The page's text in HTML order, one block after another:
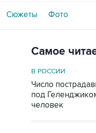
Сюжеты Фото
Самое
В РОССИИ
Число
под
человек